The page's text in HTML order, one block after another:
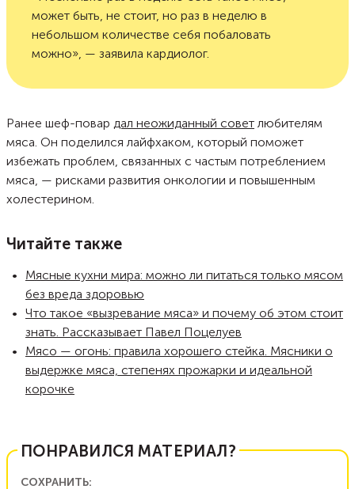
может быть, не стоит, но раз в неделю в
небольшом количестве себя побаловать
можно», — заявила кардиолог.
Ранее шеф-повар дал неожиданный совет любителям
мяса. Он поделился лайфхаком, который поможет
избежать проблем, связанных с частым потреблением
мяса, — рисками развития онкологии и повышенным
холестерином.
Читайте также
Мясные кухни мира: можно ли питаться только мясом
без вреда здоровью
Что такое «вызревание мяса» и почему об этом стоит
знать. Рассказывает Павел Поцелуев
Мясо — огонь: правила хорошего стейка. Мясники о
выдержке мяса, степенях прожарки и идеальной
корочке
ПОНРАВИЛСЯ МАТЕРИАЛ?
СОХРАНИТЬ: